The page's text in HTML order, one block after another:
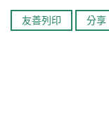
友善列印 分享